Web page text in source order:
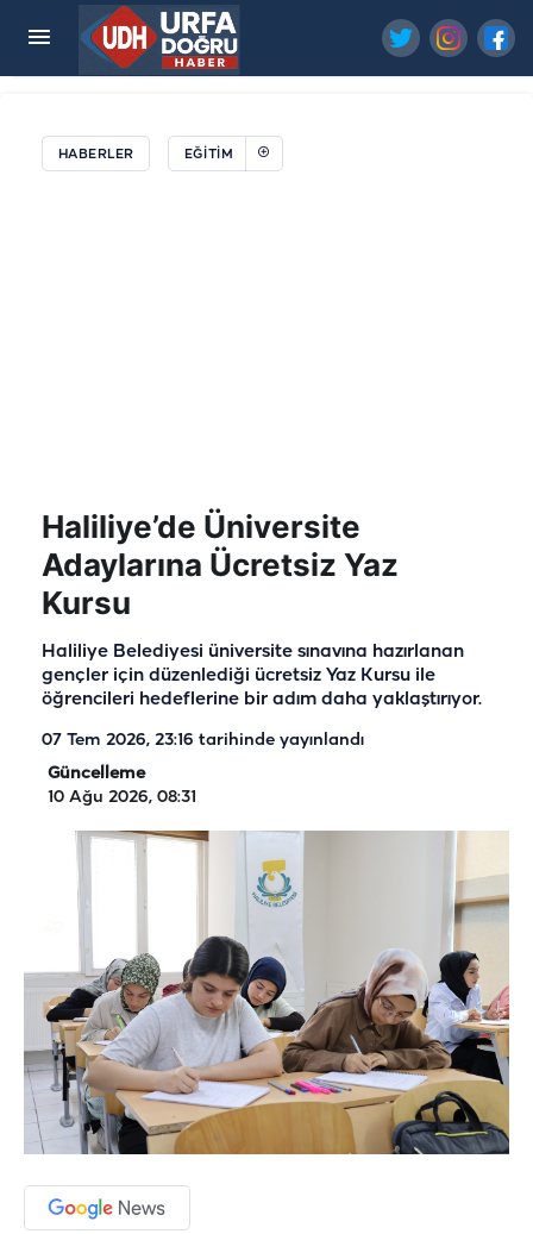
HABERLER EĞİTİM
Haliliye’de Üniversite
Adaylarına Ücretsiz Yaz
Kursu
Haliliye Belediyesi üniversite sınavına hazırlanan
gençler için düzenlediği ücretsiz Yaz Kursu ile
öğrencileri hedeflerine bir adım daha yaklaştırıyor.
07 Tem 2026, 23:16 tarihinde yayınlandı
Güncelleme
10 Ağu 2026, 08:31
Vali Şıldak, Yaz Okulunda Çocuklarla Buluştu